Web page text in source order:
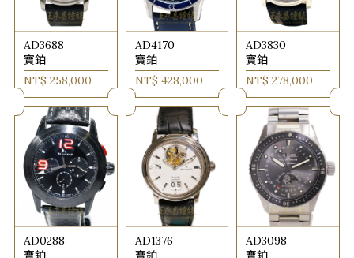
AD3688
寶鉑
NT$ 258,000
AD4170
寶鉑
NT$ 428,000
AD3830
寶鉑
NT$ 278,000
AD0288
AD1376
AD3098